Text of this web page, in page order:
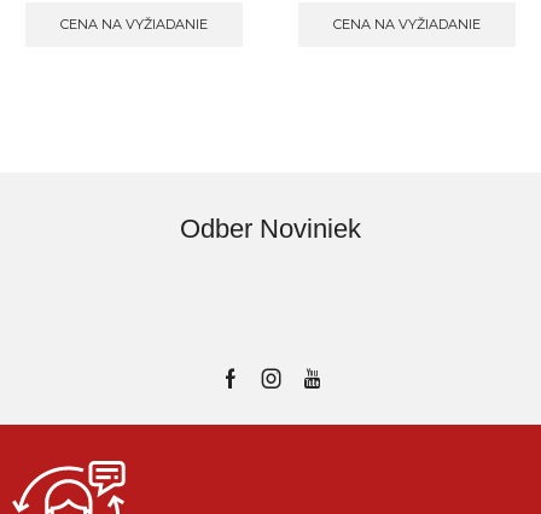
CENA NA VYŽIADANIE CENA NA VYŽIADANIE
Odber Noviniek